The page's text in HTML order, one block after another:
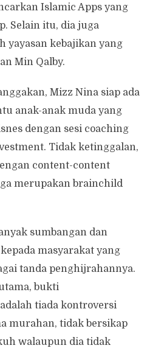
Islamic Apps yang
Selain itu, dia juga
yayasan kebajikan yang
Min Qalby.
Mizz Nina siap ada
anak-anak muda yang
dengan sesi coaching
Tidak ketinggalan,
content-content
merupakan brainchild
sumbangan dan
masyarakat yang
tanda penghijrahannya.
bukti
tiada kontroversi
murahan, tidak bersikap
walaupun dia tidak